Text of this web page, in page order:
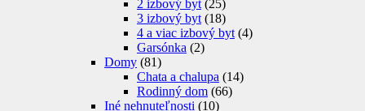
2 izbový byt (25)
3 izbový byt (18)
4 a viac izbový byt (4)
Garsónka (2)
Domy (81)
Chata a chalupa (14)
Rodinný dom (66)
Iné nehnuteľnosti (10)